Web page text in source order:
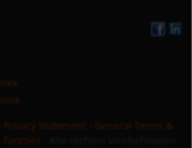
Privacy Statement
General Terms &
functies